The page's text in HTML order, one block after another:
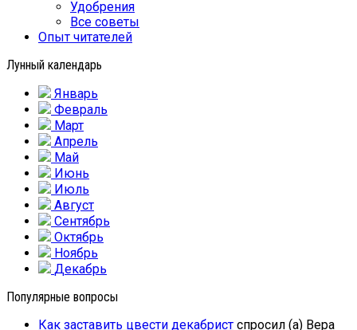
Удобрения
Все советы
Опыт читателей
Лунный календарь
Январь
Февраль
Март
Апрель
Май
Июнь
Июль
Август
Сентябрь
Октябрь
Ноябрь
Декабрь
Популярные вопросы
Как заставить цвести декабрист спросил (а) Вера